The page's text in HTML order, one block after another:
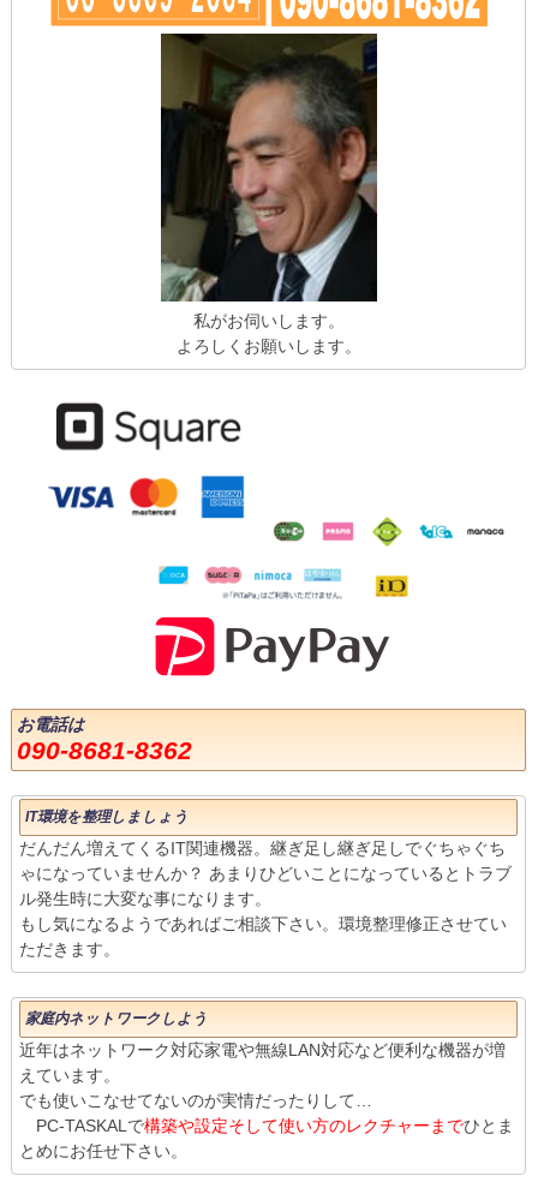
私がお伺いします。
よろしくお願いします。
お電話は
090-8681-8362
IT環境を整理しましょう
だんだん増えてくるIT関連機器。継ぎ足し継ぎ足しでぐちゃぐち
ゃになっていませんか？ あまりひどいことになっているとトラブ
ル発生時に大変な事になります。
もし気になるようであればご相談下さい。環境整理修正させてい
ただきます。
家庭内ネットワークしよう
近年はネットワーク対応家電や無線LAN対応など便利な機器が増
えています。
でも使いこなせてないのが実情だったりして…
PC-TASKALで構築や設定そして使い方のレクチャーまでひとま
とめにお任せ下さい。